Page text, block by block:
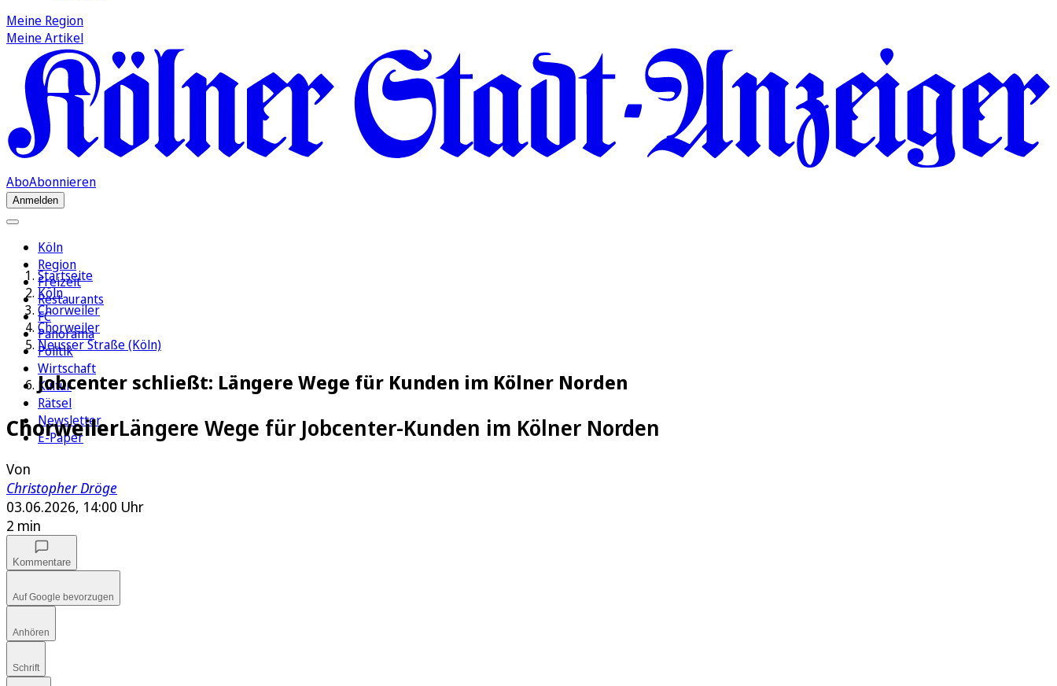
Meine Region
Meine Artikel
AboAbonnieren
Anmelden
Köln
Region
Freizeit
Restaurants
FC
Panorama
Politik
Wirtschaft
Kultur
Rätsel
Newsletter
E-Paper
Startseite
Köln
Chorweiler
Chorweiler
Neusser Straße (Köln)
Jobcenter schließt: Längere Wege für Kunden im Kölner Norden
ChorweilerLängere Wege für Jobcenter-Kunden im Kölner Norden
Von
Christopher Dröge
03.06.2026, 14:00 Uhr
2 min
Kommentare
Auf Google bevorzugen
Anhören
Schrift